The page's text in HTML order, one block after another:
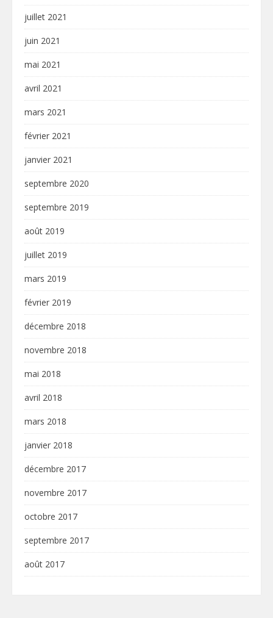
juillet 2021
juin 2021
mai 2021
avril 2021
mars 2021
février 2021
janvier 2021
septembre 2020
septembre 2019
août 2019
juillet 2019
mars 2019
février 2019
décembre 2018
novembre 2018
mai 2018
avril 2018
mars 2018
janvier 2018
décembre 2017
novembre 2017
octobre 2017
septembre 2017
août 2017